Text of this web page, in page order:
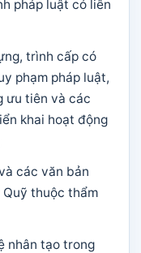
pháp luật có liên
trình cấp có
phạm pháp luật,
ưu tiên và các
khai hoạt động
các văn bản
thuộc thẩm
nhân tạo trong